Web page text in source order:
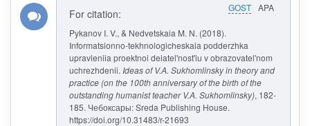
GOST APA
For citation:
Pykanov I. V., & Nedvetskaia M. N. (2018).
Informatsionno-tekhnologicheskaia podderzhka
upravleniia proektnoi deiatel'nost'iu v obrazovatel'nom
uchrezhdenii. Ideas of V.A. Sukhomlinsky in theory and
practice (on the 100th anniversary of the birth of the
outstanding humanist teacher V.A. Sukhomlinsky), 182-
185. Чебоксары: Sreda Publishing House.
https://doi.org/10.31483/r-21693